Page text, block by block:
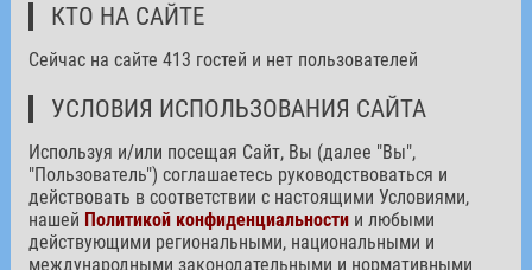
КТО НА САЙТЕ
Сейчас на сайте 413 гостей и нет пользователей
УСЛОВИЯ ИСПОЛЬЗОВАНИЯ САЙТА
Используя и/или посещая Сайт, Вы (далее "Вы",
"Пользователь") соглашаетесь руководствоваться и
действовать в соответствии с настоящими Условиями,
нашей Политикой конфиденциальностии любыми
действующими региональными, национальными и
международными законодательными и нормативными